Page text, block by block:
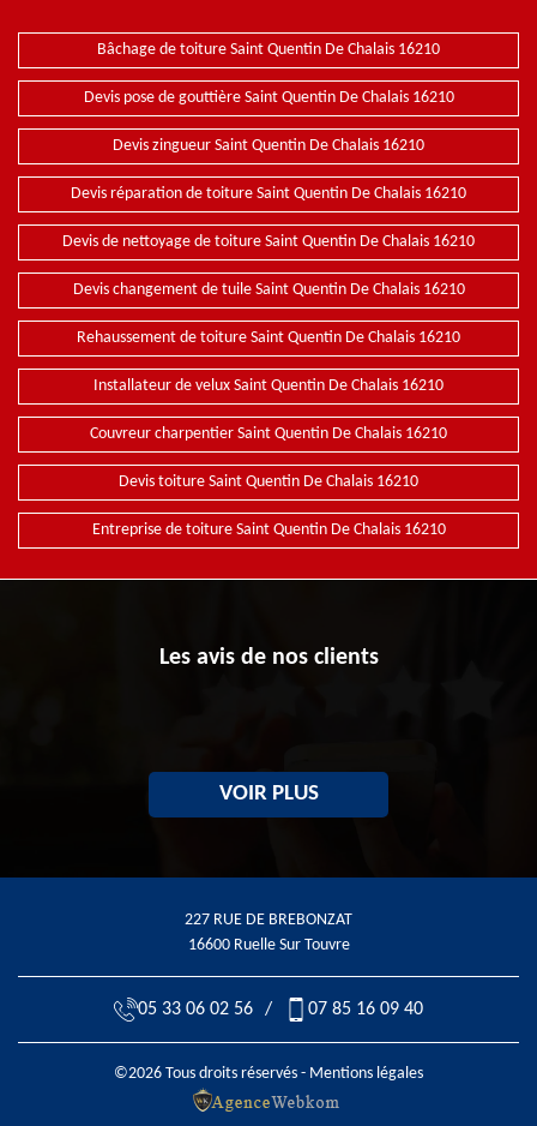
Bâchage de toiture Saint Quentin De Chalais 16210
Devis pose de gouttière Saint Quentin De Chalais 16210
Devis zingueur Saint Quentin De Chalais 16210
Devis réparation de toiture Saint Quentin De Chalais 16210
Devis de nettoyage de toiture Saint Quentin De Chalais 16210
Devis changement de tuile Saint Quentin De Chalais 16210
Rehaussement de toiture Saint Quentin De Chalais 16210
Installateur de velux Saint Quentin De Chalais 16210
Couvreur charpentier Saint Quentin De Chalais 16210
Devis toiture Saint Quentin De Chalais 16210
Entreprise de toiture Saint Quentin De Chalais 16210
Les avis de nos clients
VOIR PLUS
227 RUE DE BREBONZAT
16600 Ruelle Sur Touvre
05 33 06 02 56 / 07 85 16 09 40
©2026 Tous droits réservés - Mentions légales